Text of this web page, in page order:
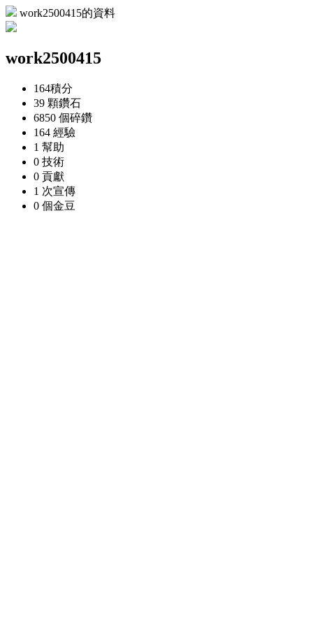
work2500415的資料
work2500415
164積分
39 顆鑽石
6850 個碎鑽
164 經驗
1 幫助
0 技術
0 貢獻
1 次宣傳
0 個金豆